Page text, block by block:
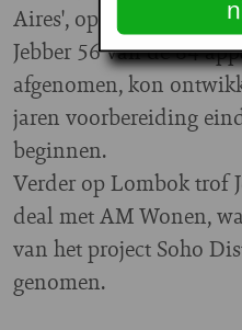
Aires', op de kop van
Jebber 56 van de 84
afgenomen, kon
jaren voorbereiding
beginnen.
Verder op Lombok trof
deal met AM Wonen,
van het project Soho
genomen.